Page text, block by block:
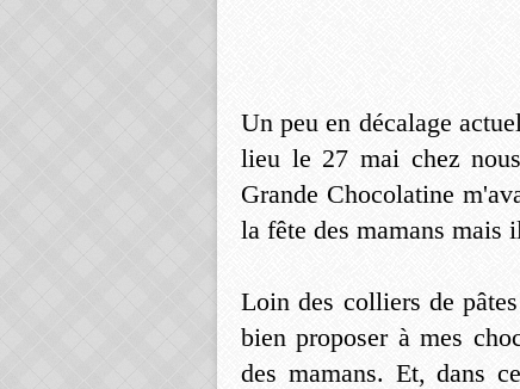
Un peu en décalage
lieu le 27 mai chez
Grande Chocolatine
la fête des mamans mais
Loin des colliers de
bien proposer à mes
des mamans. Et, dans